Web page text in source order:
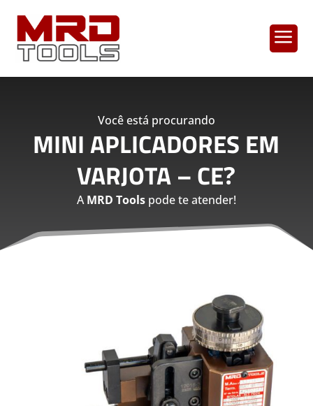
a
Você está procurando
MINI APLICADORES EM
VARJOTA – CE?
AMRD Toolspode te atender!